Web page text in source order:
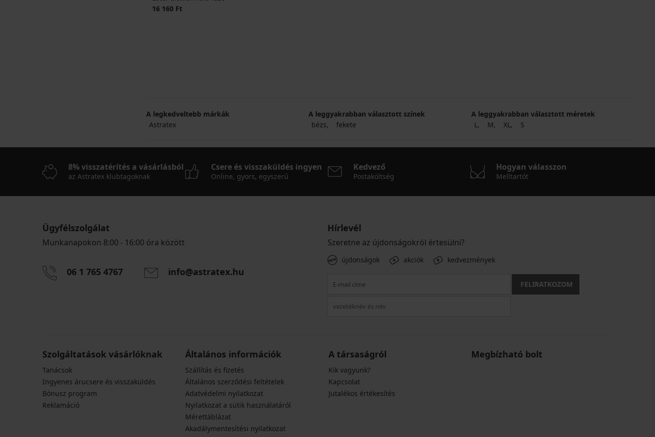
16 160 Ft
A legkedveltebb márkák
Astratex
A leggyakrabban választott színek
bézs
fekete
A leggyakrabban választott méretek
L
M XL S
8% visszatérítés a vásárlásból
az Astratex klubtagoknak
Csere és visszaküldés ingyen
Online, gyors, egyszerű
Kedvező
Postaköltség
Hogyan válasszon
Melltartót
Ügyfélszolgálat
Munkanapokon 8:00 - 16:00 óra között
06 1 765 4767 info@astratex.hu
Hírlevél
Szeretne az újdonságokról értesülni?
újdonságok akciók kedvezmények
FELIRATKOZOM
Szolgáltatások vásárlóknak
Tanácsok
Ingyenes árucsere és visszaküldés
Bónusz program
Reklamáció
Általános információk
Szállítás és fizetés
Általános szerződési feltételek
Adatvédelmi nyilatkozat
Nyilatkozat a sütik használatáról
Mérettáblázat
Akadálymentesítési nyilatkozat
A társaságról
Kik vagyunk?
Kapcsolat
Jutalékos értékesítés
Megbízható bolt